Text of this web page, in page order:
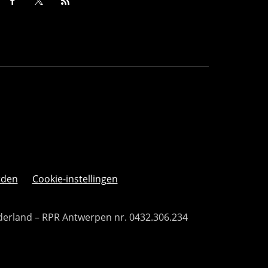
Cookie-instellingen
– RPR Antwerpen nr. 0432.306.234